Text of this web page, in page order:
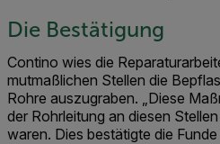
Die Bestätigung
Contino wies die
mutmaßlichen Stellen die
Rohre auszugraben. „Diese
der Rohrleitung an diesen
waren. Dies bestätigte die